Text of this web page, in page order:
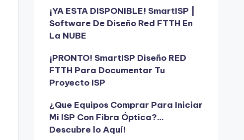
¡YA ESTA DISPONIBLE! SmartISP |
Software De Diseño Red FTTH En
La NUBE
¡PRONTO! SmartISP Diseño RED
FTTH Para Documentar Tu
Proyecto ISP
¿Que Equipos Comprar Para Iniciar
Mi ISP Con Fibra Óptica?…
Descubre lo Aquí!